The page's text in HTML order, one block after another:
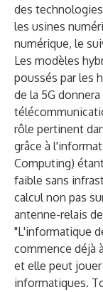
des
les usines
numérique, le
Les modèles
poussés par les
de la 5G
rôle pertinent
grâce à
Computing)
faible sans
calcul non pas
antenne-relais
"L'informatique
commence déjà
et elle peut
informatiques.